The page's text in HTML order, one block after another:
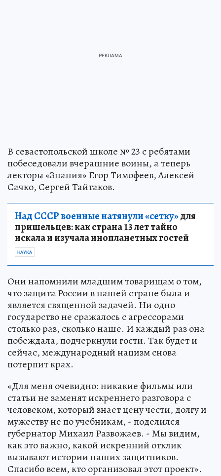
В севастопольской школе № 23 с ребятами
побеседовали вчерашние воины, а теперь
лекторы «Знания» Егор Тимофеев, Алексей
Сачко, Сергей Тайтаков.
Над СССР военные натянули «сетку»для
пришельцев: как страна 13 лет тайно
искала и изучала инопланетных гостей
НАУКА
Они напомнили младшим товарищам о том,
что защита России в нашей стране была и
является священной задачей. Ни одно
государство не сражалось с агрессорами
столько раз, сколько наше. И каждый раз она
побеждала, подчеркнули гости. Так будет и
сейчас, международный нацизм снова
потерпит крах.
«Для меня очевидно: никакие фильмы или
статьи не заменят искреннего разговора с
человеком, который знает цену чести, долгу и
мужеству не по учебникам, - поделился
губернатор Михаил Развожаев. - Мы видим,
как это важно, какой искренний отклик
вызывают истории наших защитников.
Спасибо всем, кто организовал этот проект».